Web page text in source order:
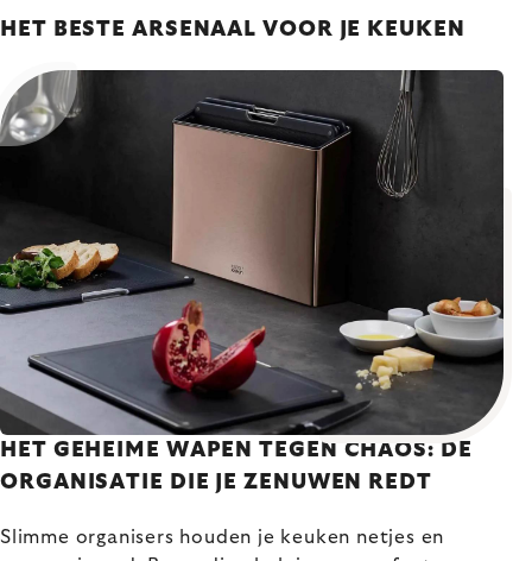
HET BESTE ARSENAAL VOOR JE KEUKEN
HET GEHEIME WAPEN TEGEN CHAOS: DE
ORGANISATIE DIE JE ZENUWEN REDT
Slimme organisers houden je keuken netjes en